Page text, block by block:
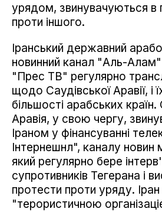
урядом, звинувачуються в
проти іншого.
Іранський державний
новинний канал "Аль-Алам"
"Прес ТВ" регулярно
щодо Саудівської Аравії, і
більшості арабських країн.
Аравія, у свою чергу,
Іраном у фінансуванні
Інтернешнл", каналу
який регулярно бере
супротивників Тегерана і
протести проти уряду.
"терористичною